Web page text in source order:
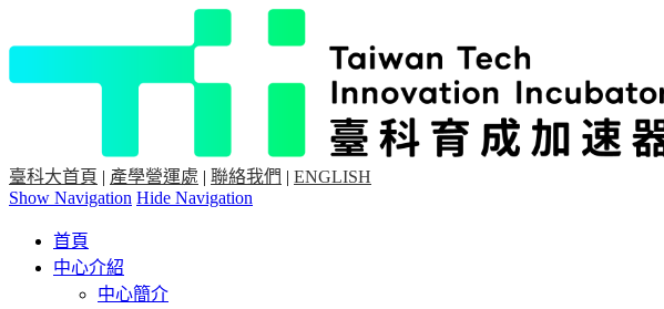
臺科大首頁 | 產學營運處 | 聯絡我們 | ENGLISH
Show Navigation Hide Navigation
首頁
中心介紹
中心簡介